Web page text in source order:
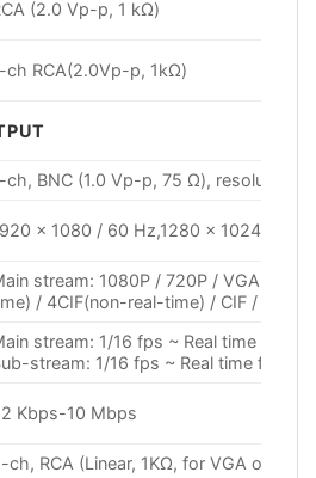
(2.0 Vp-p, 1 kΩ)
ch RCA(2.0Vp-p, 1kΩ)
ch, BNC (1.0 Vp-p, 75 Ω), resolution:
× 1080 / 60 Hz,1280 × 1024 / 60
stream: 1080P / 720P / VGA /
/ 4CIF(non-real-time) / CIF / QCIF /
stream: 1/16 fps ~ Real time frame
stream: 1/16 fps ~ Real time frame
Kbps-10 Mbps
ch, RCA (Linear, 1KΩ, for VGA output